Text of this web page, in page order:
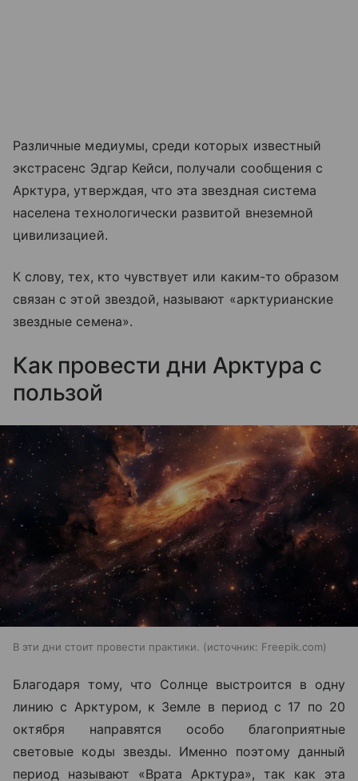
Различные медиумы, среди которых известный
экстрасенс Эдгар Кейси, получали сообщения с
Арктура, утверждая, что эта звездная система
населена технологически развитой внеземной
цивилизацией.
К слову, тех, кто чувствует или каким-то образом
связан с этой звездой, называют «арктурианские
звездные семена».
Как провести дни Арктура с
пользой
В эти дни стоит провести практики. источник: Freepik.com
Благодаря тому, что Солнце выстроится в одну
линию с Арктуром, к Земле в период с 17 по 20
октября направятся особо благоприятные
световые коды звезды. Именно поэтому данный
период называют «Врата Арктура», так как эта